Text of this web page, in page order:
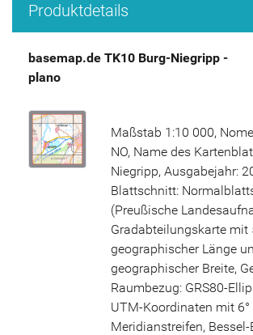
Produktdetails
basemap.de TK10 Burg-Niegripp -
plano
Maßstab 1:10 000,
NO, Name des
Niegripp, Ausgabejahr:
Blattschnitt:
(Preußische
Gradabteilungskarte mit
geographischer Länge
geographischer Breite,
Raumbezug: GRS80-
UTM-Koordinaten mit 6°
Meridianstreifen,